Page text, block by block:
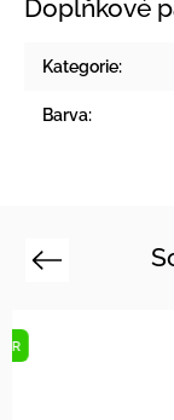
Doplňkové
Kategorie:
Barva:
Previous